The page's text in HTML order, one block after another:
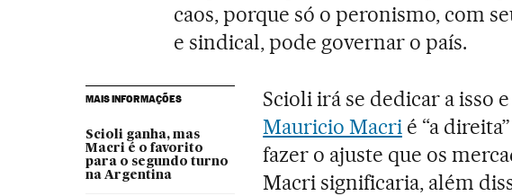
caos, porque só o peronismo, com
e sindical, pode governar o país.
MAIS INFORMAÇÕES
Scioli ganha, mas
Macri é o favorito
para o segundo turno
na Argentina
Scioli irá se dedicar a isso
Mauricio Macrié “a
fazer o ajuste que os
Macri significaria, além